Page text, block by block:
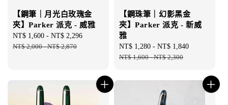
【鋼筆｜月光白玫瑰金
夾】Parker 派克 - 威雅
Sale
price
NT$ 1,600 - NT$ 2,296
NT$ 2,000-NT$ 2,870
【鋼珠筆｜幻影黑金
夾】Parker 派克 - 新威
雅
Sale
price
NT$ 1,280 - NT$ 1,840
NT$ 1,600-NT$ 2,300